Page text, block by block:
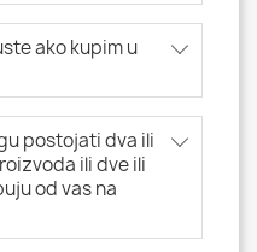
ako kupim u
postojati dva ili
ili dve ili
od vas na